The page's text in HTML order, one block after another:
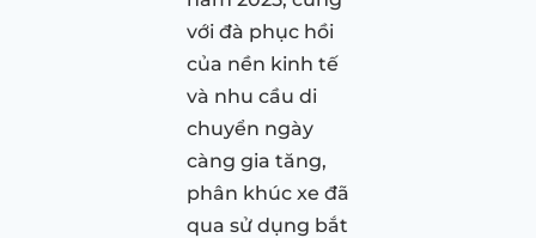
với đà phục hồi
của nền kinh tế
và nhu cầu di
chuyển ngày
càng gia tăng,
phân khúc xe đã
qua sử dụng bắt